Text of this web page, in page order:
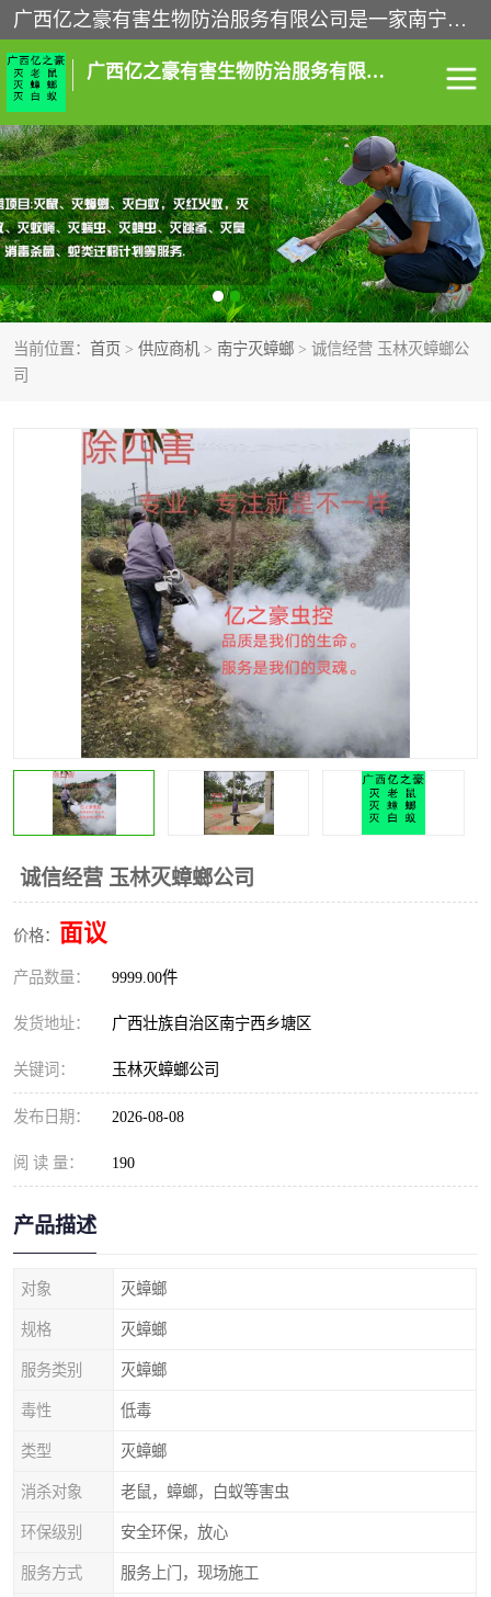
广西亿之豪有害生物防治服务有限公司是一家南宁灭鼠公司、灭蟑螂公司，南宁杀虫公司，南宁除虫公司，南宁灭跳蚤公司，南宁灭白蚁公司，南宁除四害公司,广西亿之豪有害生物防治服务有限公司专业灭蟑螂,除臭虫,其他害虫,服务上门,安全环保,售后保障,一次消杀，竭诚为您服务.
广西亿之豪有害生物防治服务有限公司
当前位置： 首页 > 供应商机 > 南宁灭蟑螂 > 诚信经营 玉林灭蟑螂公
司
诚信经营 玉林灭蟑螂公司
价格： 面议
产品数量： 9999.00件
发货地址： 广西壮族自治区南宁西乡塘区
关键词： 玉林灭蟑螂公司
发布日期： 2026-08-08
阅 读 量： 190
产品描述
对象 灭蟑螂
规格 灭蟑螂
服务类别 灭蟑螂
毒性 低毒
类型 灭蟑螂
消杀对象 老鼠，蟑螂，白蚁等害虫
环保级别 安全环保，放心
服务方式 服务上门，现场施工
南宁灭白蚁 南宁灭老鼠
南宁灭蟑螂 南宁杀虫
南宁除四害 南宁消杀
南宁除虫公司